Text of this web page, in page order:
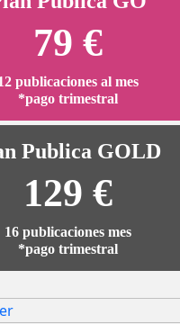
79 €
publicaciones al mes
*pago trimestral
Publica GOLD
129 €
16 publicaciones mes
*pago trimestral